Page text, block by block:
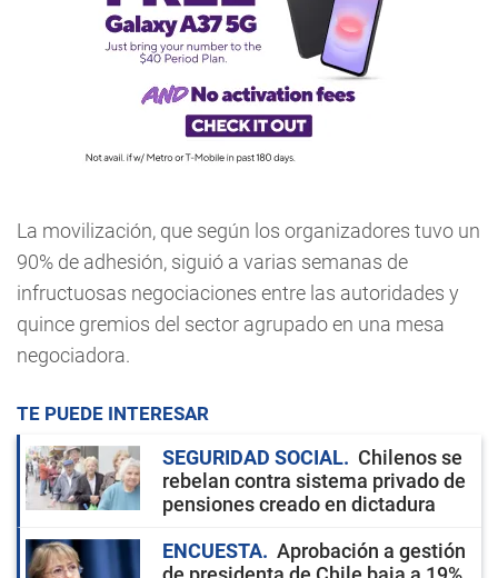
La movilización, que según los organizadores tuvo un
90% de adhesión, siguió a varias semanas de
infructuosas negociaciones entre las autoridades y
quince gremios del sector agrupado en una mesa
negociadora.
TE PUEDE INTERESAR
SEGURIDAD SOCIAL
Chilenos se
rebelan contra sistema privado de
pensiones creado en dictadura
ENCUESTA
Aprobación a gestión